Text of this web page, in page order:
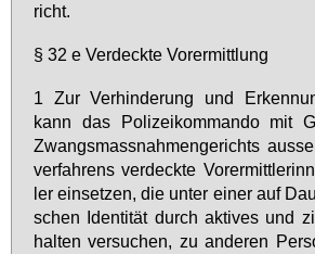
richt.
§ 32 e Ver­deck­te Vor­er­mitt­lung
1 Zur Ver­hin­de­rung und
kann das Po­li­zei­kom­man­do mit
Zwangs­mass­nah­men­ge­richts
ver­fah­rens ver­deck­te
ler ein­set­zen, die un­ter ei­ner auf
schen Iden­ti­tät durch ak­ti­ves und
hal­ten ver­su­chen, zu an­de­ren